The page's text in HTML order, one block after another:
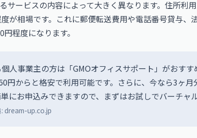
サービスの内容によって大きく異なります。住所利
が相場です。これに郵便転送費用や電話番号貸与、
程度になります。
人事業主の方は「GMOオフィスサポート」がおすす
円からと格安で利用可能です。さらに、今なら3ヶ月
にお申込みできますので、まずはお試しでバーチャ
dream-up.co.jp